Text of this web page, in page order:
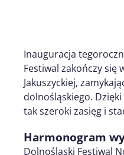
Inauguracja
Festiwal zakończy
Jakuszyckiej,
dolnośląskiego.
tak szeroki zasięg i
Harmonogram
Dolnośląski Festiwal